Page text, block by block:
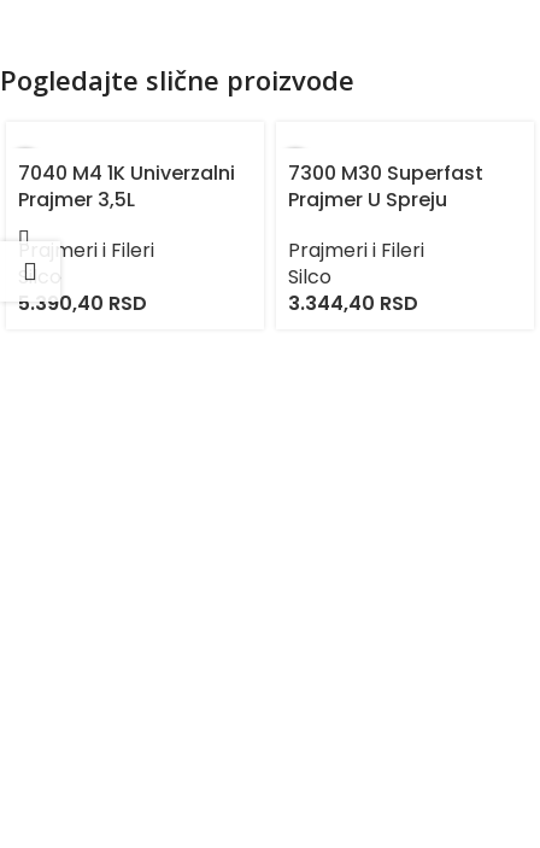
Pogledajte slične proizvode
7040 M4 1K Univerzalni
Prajmer 3,5L
Prajmeri i Fileri
Silco
5.390,40 RSD
7300 M30 Superfast
Prajmer U Spreju
Prajmeri i Fileri
Silco
3.344,40 RSD